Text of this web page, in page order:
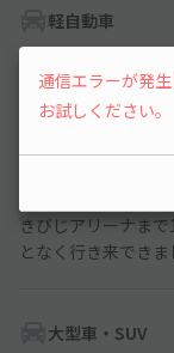
軽自動車
マラソン大会で友
きました。
かったし、丸一日
安全に停められる
きびじアリーナま
となく行き来できま
大型車・SUV
通信エラーが発
お試しください。